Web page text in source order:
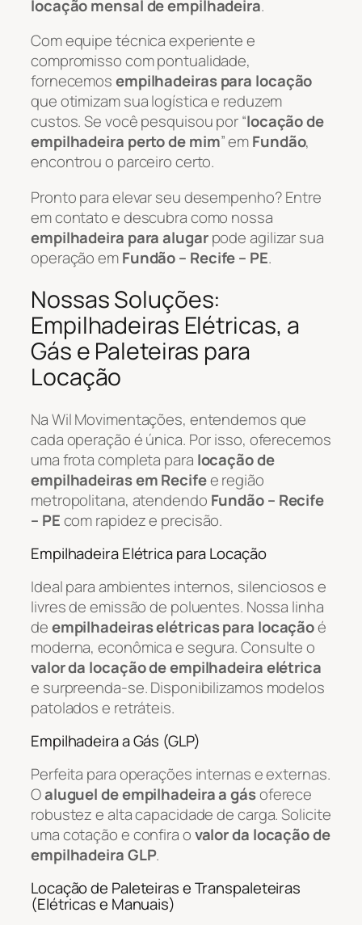
locação mensal de empilhadeira.
Com equipe técnica experiente e
compromisso com pontualidade,
fornecemosempilhadeiras para locação
que otimizam sua logística e reduzem
custos. Se você pesquisou por “locação de
empilhadeira perto de mim” emFundão,
encontrou o parceiro certo.
Pronto para elevar seu desempenho? Entre
em contato e descubra como nossa
empilhadeira para alugarpode agilizar sua
operação emFundão – Recife – PE.
Nossas Soluções:
Empilhadeiras Elétricas, a
Gás e Paleteiras para
Locação
Na Wil Movimentações, entendemos que
cada operação é única. Por isso, oferecemos
uma frota completa para locação de
empilhadeiras em Recifee região
metropolitana, atendendo Fundão – Recife
– PEcom rapidez e precisão.
Empilhadeira Elétrica para Locação
Ideal para ambientes internos, silenciosos e
livres de emissão de poluentes. Nossa linha
deempilhadeiras elétricas para locaçãoé
moderna, econômica e segura. Consulte o
valor da locação de empilhadeira elétrica
e surpreenda-se. Disponibilizamos modelos
patolados e retráteis.
Empilhadeira a Gás (GLP)
Perfeita para operações internas e externas.
Oaluguel de empilhadeira a gásoferece
robustez e alta capacidade de carga. Solicite
uma cotação e confira ovalor da locação de
empilhadeira GLP.
Locação de Paleteiras e Transpaleteiras
(Elétricas e Manuais)